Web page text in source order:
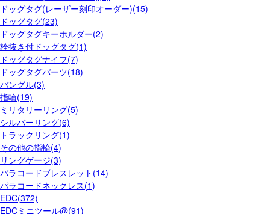
ドッグタグ(レーザー刻印オーダー)(15)
ドッグタグ(23)
ドッグタグキーホルダー(2)
栓抜き付ドッグタグ(1)
ドッグタグナイフ(7)
ドッグタグパーツ(18)
バングル(3)
指輪(19)
ミリタリーリング(5)
シルバーリング(6)
トラックリング(1)
その他の指輪(4)
リングゲージ(3)
パラコードブレスレット(14)
パラコードネックレス(1)
EDC(372)
EDCミニツール@(91)